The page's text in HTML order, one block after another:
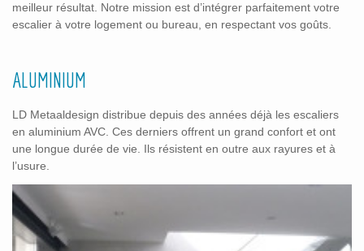
meilleur résultat. Notre mission est d’intégrer parfaitement votre
escalier à votre logement ou bureau, en respectant vos goûts.
ALUMINIUM
LD Metaaldesign distribue depuis des années déjà les escaliers
en aluminium AVC. Ces derniers offrent un grand confort et ont
une longue durée de vie. Ils résistent en outre aux rayures et à
l’usure.